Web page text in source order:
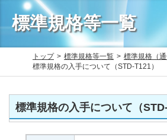
標準規格等一覧
トップ 標準規格等一覧
標準規格（
標準規格の入手について（STD-T121）
標準規格の入手について（STD-